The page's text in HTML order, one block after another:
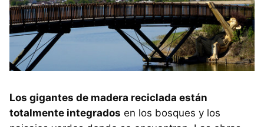
Los gigantes de madera reciclada están
totalmente integrados en los bosques y los